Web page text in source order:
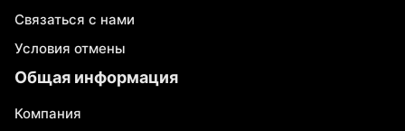
Связаться с нами
Условия отмены
Общая информация
Компания